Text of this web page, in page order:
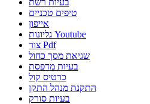
בעיות רשת
טיפים טכניים
אייפון
גליונות Youtube
צור Pdf
שגיאת מסך כחול
בעיות מדפסת
כרטיס קול
התקנת מנהל התקן
בעיות סורק